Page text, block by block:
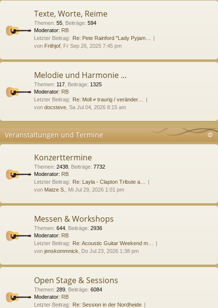
Texte, Worte, Reime
Themen: 55 Beiträge: 594
Moderator: RB
Letzter Beitrag: Re: Pete Rainford "Lady Pyjam…
von Frithjof , Fr Sep 26, 2025 7:45 pm
Melodie und Harmonie ...
Themen: 117 Beiträge: 1325
Moderator: RB
Letzter Beitrag: Re: Moll ≠ traurig / veränder…
von docsteve , Sa Jul 04, 2026 8:15 am
Veranstaltungen und Termine
Konzerttermine
Themen: 2438 Beiträge: 7732
Moderator: RB
Letzter Beitrag: Re: Layla - Clapton Tribute a…
von Matze S. , Mi Jul 29, 2026 1:01 pm
Messen & Workshops
Themen: 644 Beiträge: 2936
Moderator: RB
Letzter Beitrag: Re: Acoustic Guitar Weekend m…
von jenskommnick , Do Jul 23, 2026 1:38 pm
Open Stage & Sessions
Themen: 289 Beiträge: 6084
Moderator: RB
Letzter Beitrag: Re: Session in der Nordheide